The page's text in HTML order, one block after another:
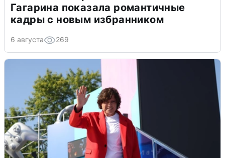
Гагарина показала романтичные
кадры с новым избранником
6 августа 269